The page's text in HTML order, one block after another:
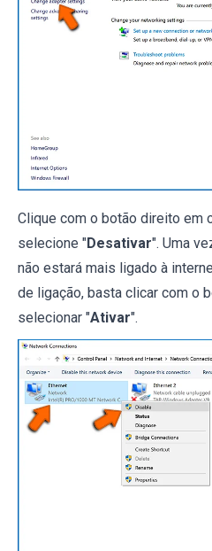
Clique com o botão direito em
selecione "Desativar". Uma
não estará mais ligado à
de ligação, basta clicar com o
selecionar "Ativar".